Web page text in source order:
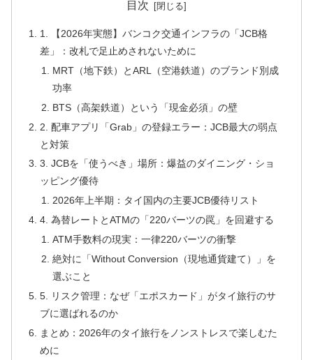
目次
1. 【2026年実態】バンコク交通インフラの「JCB格
差」：改札で足止めされないために
MRT（地下鉄）とARL（空港鉄道）のブランド別成
功率
BTS（高架鉄道）という「現金必須」の壁
2. 配車アプリ「Grab」の登録エラー：JCB最大の弱点
と対策
3. JCBを「使うべき」場所：爆益のダイニング・ショ
ッピング優待
2026年上半期：タイ国内の主要JCB優待リスト
4. 為替レートとATMの「220バーツの罠」を回避する
ATM手数料の現実：一律220バーツの衝撃
絶対に「Without Conversion（現地通貨建て）」を
選ぶこと
5. リスク管理：なぜ「エポスカード」がタイ旅行のサ
ブに選ばれるのか
まとめ：2026年のタイ旅行をノンストレスで楽しむた
めに